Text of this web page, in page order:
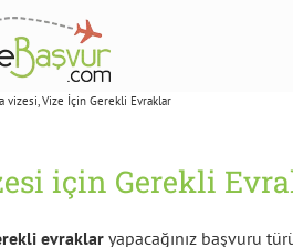
için Gerekli
vizesi Vize İçin Gerekli Evraklar
evraklar yapacağınız başvuru